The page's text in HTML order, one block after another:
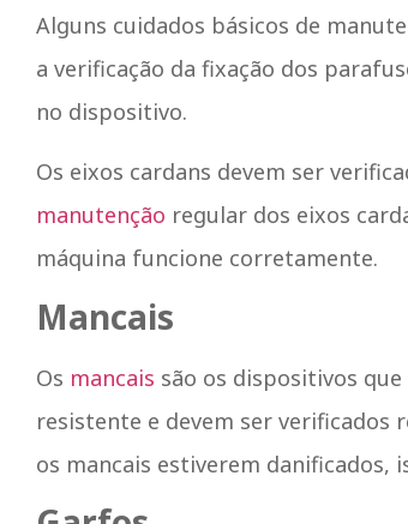
Alguns cuidados básicos de
a verificação da fixação dos
no dispositivo.
Os eixos cardans devem ser
manutenção regular dos eixos
máquina funcione corretamente.
Mancais
Os mancais são os dispositivos
resistente e devem ser verificados
os mancais estiverem danificados,